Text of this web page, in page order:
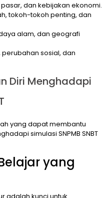
dan kebijakan ekonomi.
tokoh-tokoh penting, dan
alam, dan geografi
perubahan sosial, dan
Diri Menghadapi
yang dapat membantu
simulasi SNPMB SNBT
yang
adalah kunci untuk